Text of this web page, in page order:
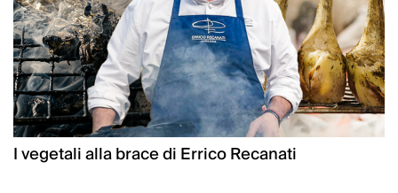
I vegetali alla brace di Errico Recanati